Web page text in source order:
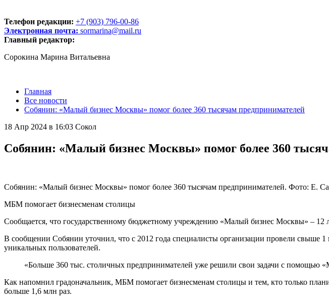
Телефон редакции: +7 (903) 796-00-86
Электронная почта: sormarina@mail.ru
Главный редактор:
Сорокина Марина Витальевна
Главная
Все новости
Собянин: «Малый бизнес Москвы» помог более 360 тысячам предпринимателей
18 Апр 2024 в 16:03 Сокол
Собянин: «Малый бизнес Москвы» помог более 360
Собянин: «Малый бизнес Москвы» помог более 360 тысячам предпринимателей. Фото: Е.
МБМ помогает бизнесменам столицы
Сообщается, что государственному бюджетному учреждению «Малый бизнес Москвы» – 12
В сообщении Собянин уточнил, что с 2012 года специалисты организации провели свыше
уникальных пользователей.
«Больше 360 тыс. столичных предпринимателей уже решили свои задачи с помощью
Как напомнил градоначальник, МБМ помогает бизнесменам столицы и тем, кто только
больше 1,6 млн раз.